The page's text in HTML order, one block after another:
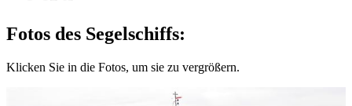
Fotos des Segelschiffs:
Klicken Sie in die Fotos, um sie zu vergrößern.